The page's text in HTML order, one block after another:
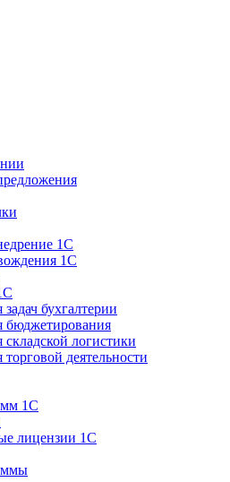
1С
1С
бухгалтерии
бюджетирования
логистики
деятельности
1С
лицензии 1С